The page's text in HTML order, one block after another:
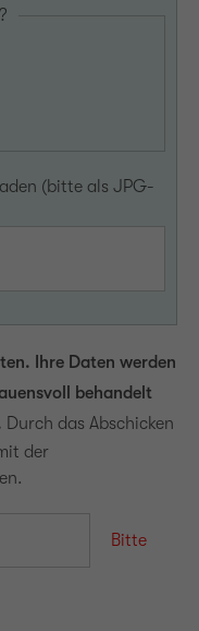
(bitte als JPG-
Ihre Daten werden
behandelt
Durch das Abschicken
der
Bitte